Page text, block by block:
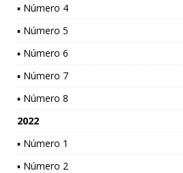
▪ Número 4
▪ Número 5
▪ Número 6
▪ Número 7
▪ Número 8
2022
▪ Número 1
▪ Número 2